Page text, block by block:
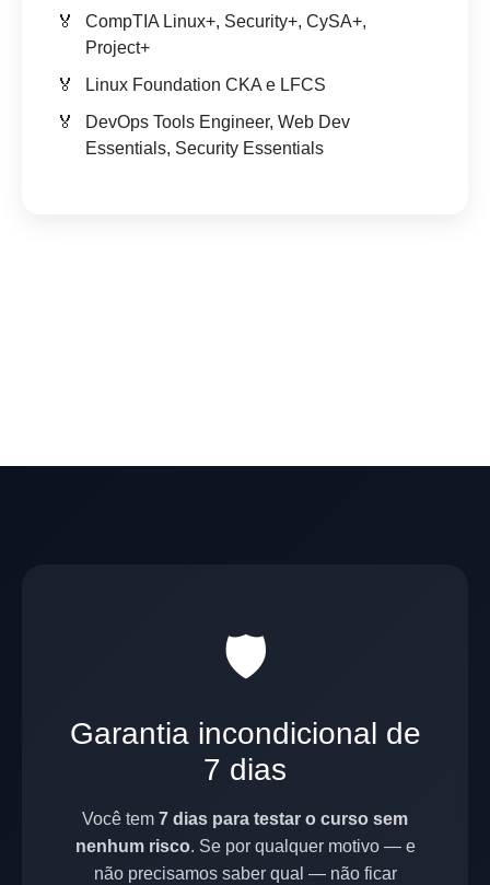
CompTIA Linux+, Security+, CySA+,
Project+
Linux Foundation CKA e LFCS
DevOps Tools Engineer, Web Dev
Essentials, Security Essentials
🛡️
Garantia incondicional de
7 dias
Você tem 7 dias para testar o curso sem
nenhum risco. Se por qualquer motivo — e
não precisamos saber qual — não ficar